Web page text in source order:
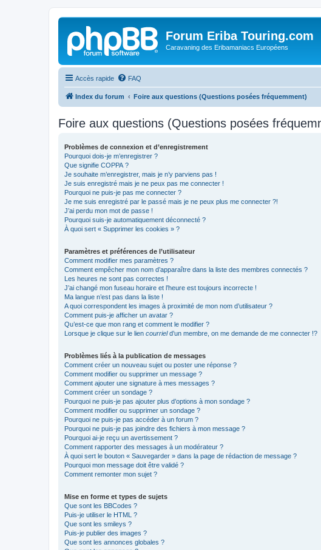
Forum Eriba Touring.com
Caravaning des Eribamaniacs Européens
Accès rapide FAQ
Index du forum Foire aux questions (Questions posées fréquemment)
Foire aux questions (Questions posées
Problèmes de connexion et d’enregistrement
Pourquoi dois-je m’enregistrer ?
Que signifie COPPA ?
Je souhaite m’enregistrer, mais je n’y parviens pas !
Je suis enregistré mais je ne peux pas me connecter !
Pourquoi ne puis-je pas me connecter ?
Je me suis enregistré par le passé mais je ne peux plus me connecter ?!
J’ai perdu mon mot de passe !
Pourquoi suis-je automatiquement déconnecté ?
À quoi sert « Supprimer les cookies » ?
Paramètres et préférences de l’utilisateur
Comment modifier mes paramètres ?
Comment empêcher mon nom d’apparaître dans la liste des membres connectés ?
Les heures ne sont pas correctes !
J’ai changé mon fuseau horaire et l’heure est toujours incorrecte !
Ma langue n’est pas dans la liste !
A quoi correspondent les images à proximité de mon nom d’utilisateur ?
Comment puis-je afficher un avatar ?
Qu’est-ce que mon rang et comment le modifier ?
Lorsque je clique sur le lien courrield’un membre, on me demande de me connecter !?
Problèmes liés à la publication de messages
Comment créer un nouveau sujet ou poster une réponse ?
Comment modifier ou supprimer un message ?
Comment ajouter une signature à mes messages ?
Comment créer un sondage ?
Pourquoi ne puis-je pas ajouter plus d’options à mon sondage ?
Comment modifier ou supprimer un sondage ?
Pourquoi ne puis-je pas accéder à un forum ?
Pourquoi ne puis-je pas joindre des fichiers à mon message ?
Pourquoi ai-je reçu un avertissement ?
Comment rapporter des messages à un modérateur ?
À quoi sert le bouton « Sauvegarder » dans la page de rédaction de message ?
Pourquoi mon message doit être validé ?
Comment remonter mon sujet ?
Mise en forme et types de sujets
Que sont les BBCodes ?
Puis-je utiliser le HTML ?
Que sont les smileys ?
Puis-je publier des images ?
Que sont les annonces globales ?